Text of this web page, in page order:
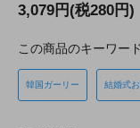
3,079円(税280円)
この商品のキーワード
韓国ガーリー 結婚式